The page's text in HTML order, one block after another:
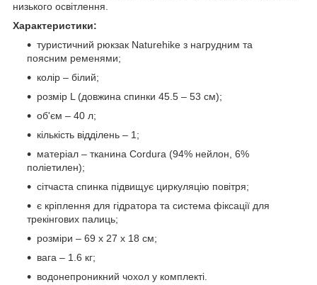
низького освітлення.
Характеристики:
туристичний рюкзак Naturehike з нагрудним та
поясним ременями;
колір – білий;
розмір L (довжина спинки 45.5 – 53 см);
об'єм – 40 л;
кількість відділень – 1;
матеріал – тканина Cordura (94% нейлон, 6%
поліетилен);
сітчаста спинка підвищує циркуляцію повітря;
є кріплення для гідратора та система фіксації для
трекінгових палиць;
розміри – 69 х 27 х 18 см;
вага – 1.6 кг;
водонепроникний чохол у комплекті.